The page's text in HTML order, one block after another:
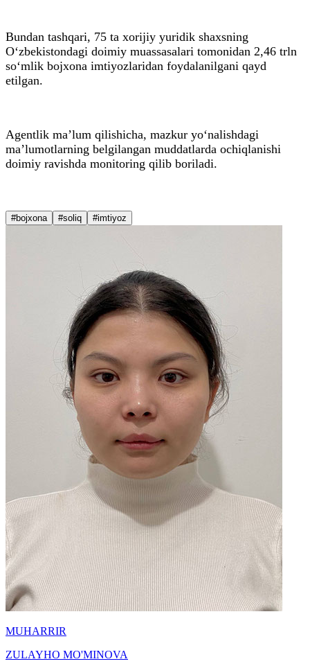
Bundan tashqari, 75 ta xorijiy yuridik shaxsning
O‘zbekistondagi doimiy muassasalari tomonidan 2,46 trln
so‘mlik bojxona imtiyozlaridan foydalanilgani qayd
etilgan.
Agentlik ma’lum qilishicha, mazkur yo‘nalishdagi
ma’lumotlarning belgilangan muddatlarda ochiqlanishi
doimiy ravishda monitoring qilib boriladi.
#bojxona #soliq #imtiyoz
MUHARRIR
ZULAYHO MO'MINOVA